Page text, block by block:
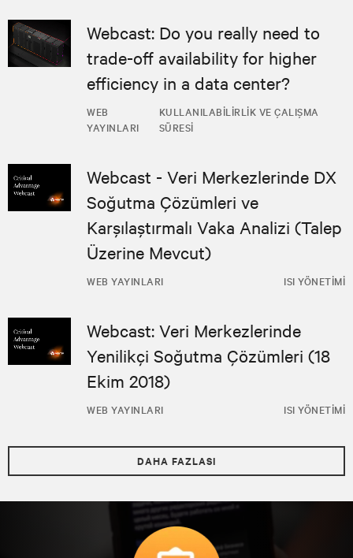
WEB
YAYINLARI
KULLANILABILIRLIK VE ÇALIŞMA
SÜRESI
Webcast: Do you really need to
trade-off availability for higher
efficiency in a data center?
WEB YAYINLARI ISI YÖNETIMI
Webcast - Veri Merkezlerinde DX
Soğutma Çözümleri ve
Karşılaştırmalı Vaka Analizi (Talep
Üzerine Mevcut)
WEB YAYINLARI ISI YÖNETIMI
Webcast: Veri Merkezlerinde
Yenilikçi Soğutma Çözümleri (18
Ekim 2018)
DAHA FAZLASI